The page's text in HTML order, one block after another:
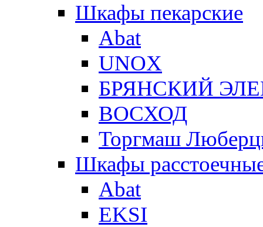
Шкафы пекарские
Abat
UNOX
БРЯНСКИЙ
ВОСХОД
Торгмаш
Шкафы
Abat
EKSI